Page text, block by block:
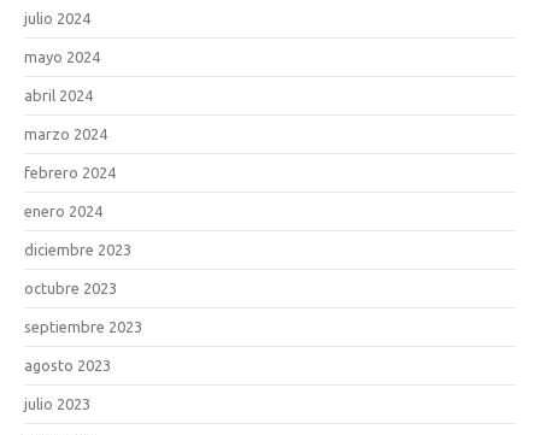
julio 2024
mayo 2024
abril 2024
marzo 2024
febrero 2024
enero 2024
diciembre 2023
octubre 2023
septiembre 2023
agosto 2023
julio 2023